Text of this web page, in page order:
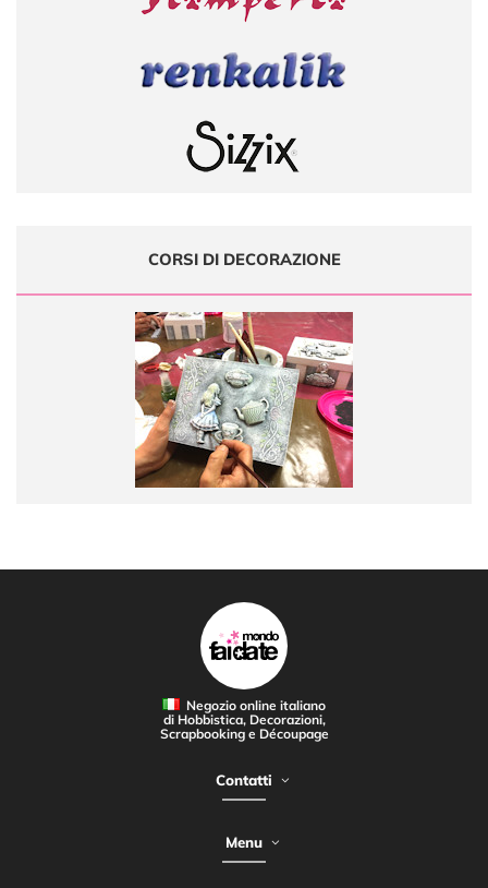
CORSI DI DECORAZIONE
Negozio online italiano
di Hobbistica, Decorazioni,
Scrapbooking e Découpage
Contatti
Menu